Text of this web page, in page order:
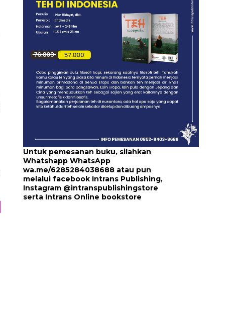
Untuk pemesanan buku, silahkan
Whatshapp WhatsApp
wa.me/6285284038688 atau pun
melalui facebook Intrans Publishing,
Instagram @intranspublishingstore
serta Intrans Online bookstore